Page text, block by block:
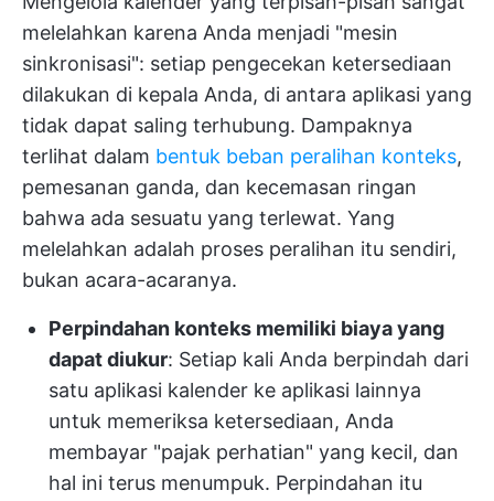
melelahkan karena Anda menjadi "mesin
sinkronisasi": setiap pengecekan ketersediaan
dilakukan di kepala Anda, di antara aplikasi yang
tidak dapat saling terhubung. Dampaknya
terlihat dalam bentuk beban peralihan konteks,
pemesanan ganda, dan kecemasan ringan
bahwa ada sesuatu yang terlewat. Yang
melelahkan adalah proses peralihan itu sendiri,
bukan acara-acaranya.
Perpindahan konteks memiliki biaya yang
dapat diukur: Setiap kali Anda berpindah dari
satu aplikasi kalender ke aplikasi lainnya
untuk memeriksa ketersediaan, Anda
membayar "pajak perhatian" yang kecil, dan
hal ini terus menumpuk. Perpindahan itu